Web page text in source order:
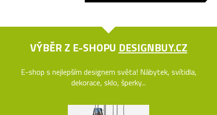
VÝBĚR Z E-SHOPU DESIGNBUY.CZ
E-shop s nejlepším designem světa! Nábytek, svítidla,
dekorace, sklo, šperky...